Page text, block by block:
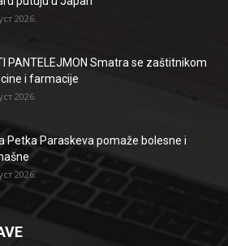
2026.
PANTELEJMON Smatra se zaštitnikom
i farmacije
2026.
Petka Paraskeva pomaže bolesne i
2026.